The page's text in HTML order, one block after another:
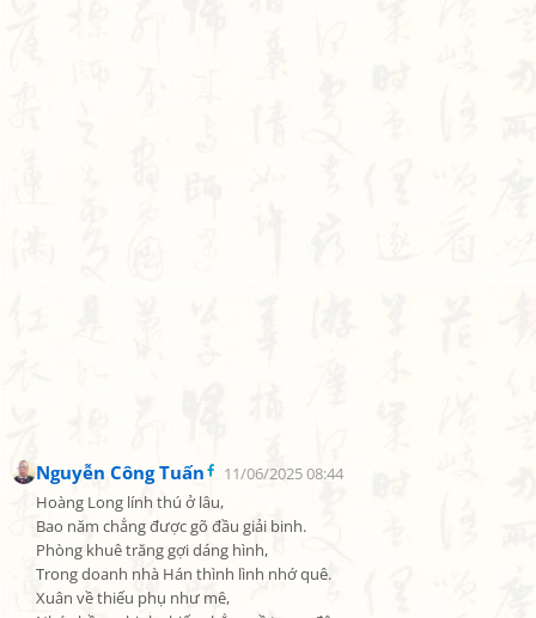
Nguyễn Công Tuấn
11/06/2025 08:44
Hoàng Long lính thú ở lâu,
Bao năm chẳng được gõ đầu giải binh.
Phòng khuê trăng gợi dáng hình,
Trong doanh nhà Hán thình lình nhớ quê.
Xuân về thiếu phụ như mê,